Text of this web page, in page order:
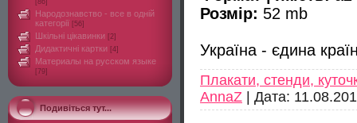
[86]
Народознавство - все в одній
категорії [56]
Шкільні цікавинки [2]
Дидактичні картки [4]
Материалы на русском языке
[79]
Подивіться тут...
Розмір: 52 mb
Україна - єдина
Плакати, стенди,
AnnaZ
Дата: